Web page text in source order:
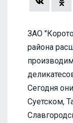
ЗАО
района
Сегодня
Суетском,